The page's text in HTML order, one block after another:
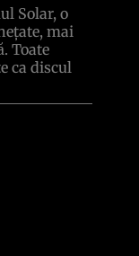
Solar, o
mai
Toate
ca discul